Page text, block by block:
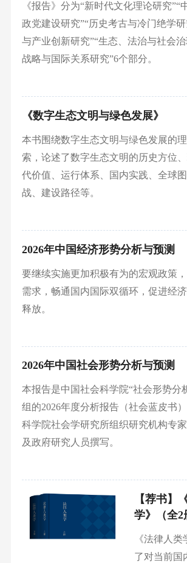
《报告》分为“新时代文化理论研究”“
政党建设研究”“历史考古与冷门绝学
与产业创新研究”“生态、法治与社会
战略与国际关系研究”6个部分。
《数字生态文明与绿色发展》
本书围绕数字生态文明与绿色发展的
索，论述了数字生态文明的历史方位
代价值、运行体系、国内实践、全球
战、建设路径等。
2026年中国经济形势分析与预测
要继续实施更加积极有为的宏观政策
需求，畅通国内国际双循环，促进经
释放。
2026年中国社会形势分析与预测
本报告是中国社会科学院“社会形势分
组的2026年度分析报告（社会蓝皮书
科学院社会学研究所组织研究机构专
及政府研究人员撰写。
【荐书】
学》（全2
《法律人
了对当前国